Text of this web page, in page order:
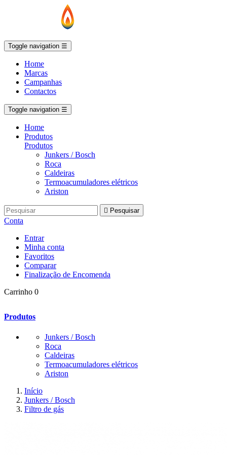
Toggle navigation ☰
Home
Marcas
Campanhas
Contactos
Toggle navigation ☰
Home
Produtos
Produtos
Junkers / Bosch
Roca
Caldeiras
Termoacumuladores elétricos
Ariston
 Pesquisar
Conta
Entrar
Minha conta
Favoritos
Comparar
Finalização de Encomenda
Carrinho 0
Produtos
Junkers / Bosch
Roca
Caldeiras
Termoacumuladores elétricos
Ariston
Início
Junkers / Bosch
Filtro de gás